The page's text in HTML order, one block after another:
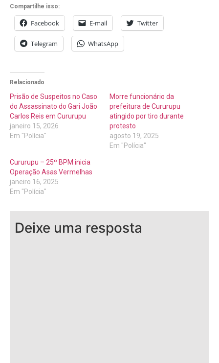
Compartilhe isso:
Facebook E-mail Twitter
Telegram WhatsApp
Relacionado
Prisão de Suspeitos no Caso
do Assassinato do Gari João
Carlos Reis em Cururupu
janeiro 15, 2026
Em "Polícia"
Morre funcionário da
prefeitura de Cururupu
atingido por tiro durante
protesto
agosto 19, 2025
Em "Polícia"
Cururupu – 25º BPM inicia
Operação Asas Vermelhas
janeiro 16, 2025
Em "Polícia"
Deixe uma resposta